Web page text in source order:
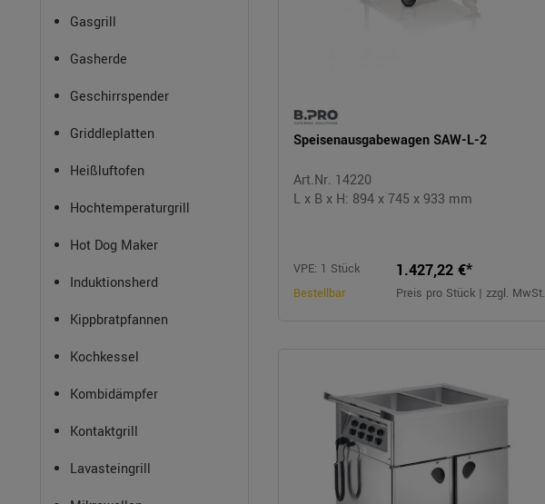
Gasgrill
Gasherde
Geschirrspender
Griddleplatten
Heißluftofen
Hochtemperaturgrill
Hot Dog Maker
Induktionsherd
Kippbratpfannen
Kochkessel
Kombidämpfer
Kontaktgrill
Lavasteingrill
Speisenausgabewagen SAW-L-2
Art.Nr. 14220
L x B x H: 894 x 745 x 933 mm
VPE: 1 Stück
Bestellbar
1.427,22 €*
Preis pro Stück | zzgl. MwSt.